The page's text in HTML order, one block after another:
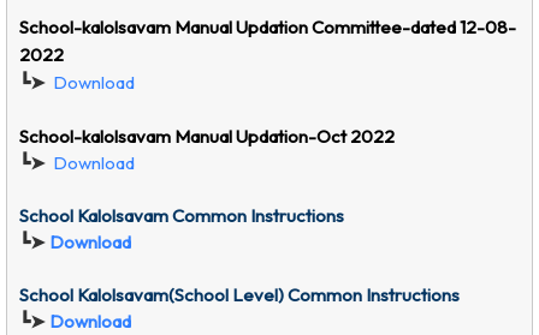
School-kalolsavam Manual Updation Committee-dated 12-08-
2022
┗➤ Download
School-kalolsavam Manual Updation-Oct 2022
┗➤ Download
School Kalolsavam Common Instructions
┗➤ Download
School Kalolsavam(School Level) Common Instructions
┗➤ Download